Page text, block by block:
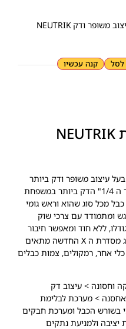
משופר ודקNEUTRIK
קנה עכשיו
NEUTRIK
עיצוב משופר ודק ביותר
מהקיים בסדרת ה- C. למעשה מחבר ה 1/4" הדק ביותר במשפחת
מכל סוג שהוא וראש גומי
הדק 14.5 מ"מ פוגש ומתמודד עם צרכי שוק
ללא חוד ומאפשר חיבור
נטול ניתוקים ומוליכות יציבה. הפלאג מסדרת ה X החדשה מתאים
אחר, רמקולים, צמות כבלים
וחסונה > עיצוב דק
> מערכת לבלימת
בשורש הכבל ומערכת חבקים
יציבה ולמניעת נתקים